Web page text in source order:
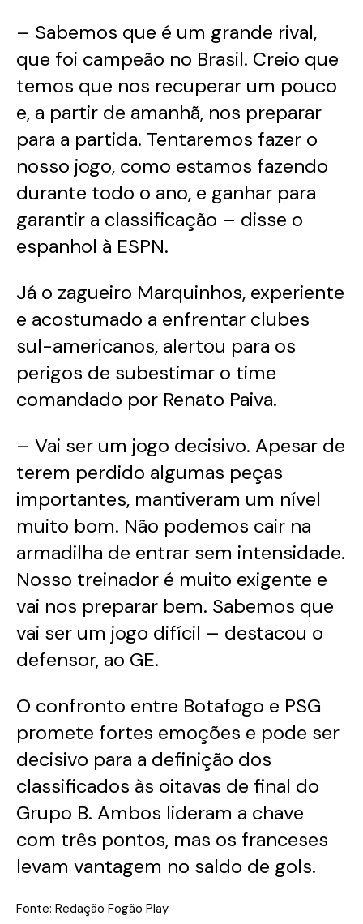
– Sabemos que é um grande rival,
que foi campeão no Brasil. Creio que
temos que nos recuperar um pouco
e, a partir de amanhã, nos preparar
para a partida. Tentaremos fazer o
nosso jogo, como estamos fazendo
durante todo o ano, e ganhar para
garantir a classificação – disse o
espanhol à ESPN.
Já o zagueiro Marquinhos, experiente
e acostumado a enfrentar clubes
sul-americanos, alertou para os
perigos de subestimar o time
comandado por Renato Paiva.
– Vai ser um jogo decisivo. Apesar de
terem perdido algumas peças
importantes, mantiveram um nível
muito bom. Não podemos cair na
armadilha de entrar sem intensidade.
Nosso treinador é muito exigente e
vai nos preparar bem. Sabemos que
vai ser um jogo difícil – destacou o
defensor, ao GE.
O confronto entre Botafogo e PSG
promete fortes emoções e pode ser
decisivo para a definição dos
classificados às oitavas de final do
Grupo B. Ambos lideram a chave
com três pontos, mas os franceses
levam vantagem no saldo de gols.
Fonte: Redação Fogão Play